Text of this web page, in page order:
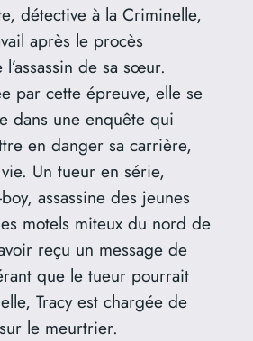
détective à la Criminelle,
après le procès
de sa sœur.
par cette épreuve, elle se
dans une enquête qui
en danger sa carrière,
Un tueur en série,
assassine des jeunes
motels miteux du nord de
reçu un message de
que le tueur pourrait
Tracy est chargée de
le meurtrier.